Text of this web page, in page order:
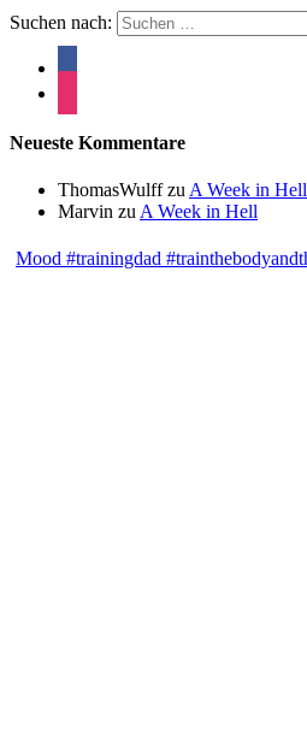
Suchen nach:
Neueste Kommentare
ThomasWulffzu A Week in Hell
Marvin zu A Week in Hell
Mood #trainingdad